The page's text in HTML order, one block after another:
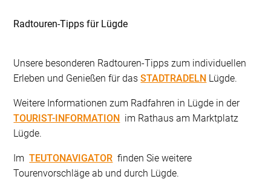
Radtouren-Tipps für Lügde
Unsere besonderen Radtouren-Tipps zum individuellen
Erleben und Genießen für dasSTADTRADELN Lügde.
Weitere Informationen zum Radfahren in Lügde in der
TOURIST-INFORMATION im Rathaus am Marktplatz
Lügde.
ImTEUTONAVIGATOR finden Sie weitere
Tourenvorschläge ab und durch Lügde.